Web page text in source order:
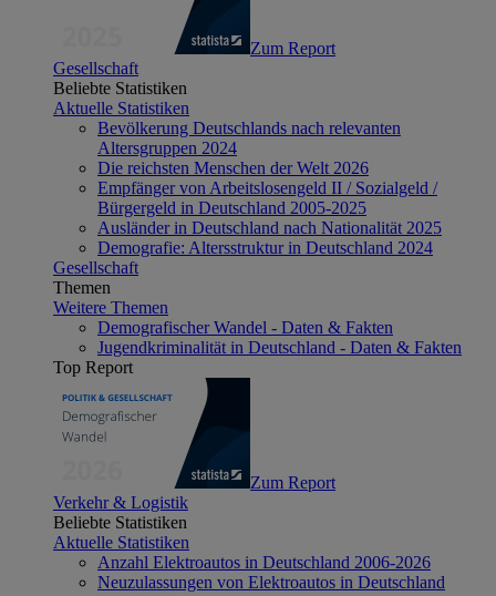
Zum Report
Gesellschaft
Beliebte Statistiken
Aktuelle Statistiken
Bevölkerung Deutschlands nach relevanten
Altersgruppen 2024
Die reichsten Menschen der Welt 2026
Empfänger von Arbeitslosengeld II / Sozialgeld /
Bürgergeld in Deutschland 2005-2025
Ausländer in Deutschland nach Nationalität 2025
Demografie: Altersstruktur in Deutschland 2024
Gesellschaft
Themen
Weitere Themen
Demografischer Wandel - Daten & Fakten
Jugendkriminalität in Deutschland - Daten & Fakten
Top Report
Zum Report
Verkehr & Logistik
Beliebte Statistiken
Aktuelle Statistiken
Anzahl Elektroautos in Deutschland 2006-2026
Neuzulassungen von Elektroautos in Deutschland